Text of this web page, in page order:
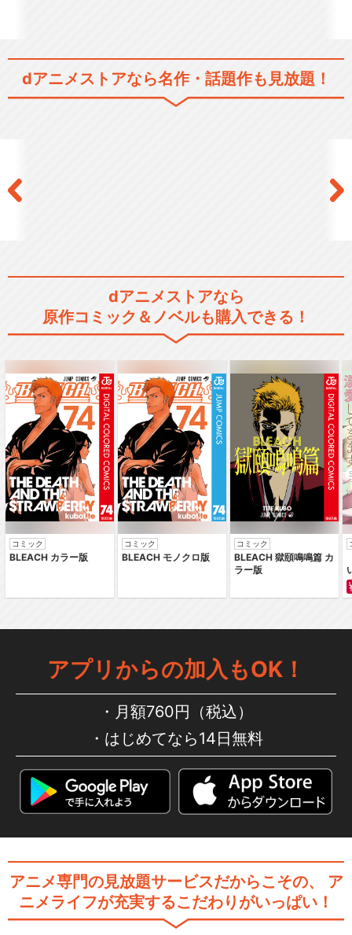
ドラゴンボールＺ 絶望への
反抗!! 残された超…
オブバーダック
ドラゴンボールＧＴ 悟空外
伝！ 勇気の証しは四…
ドラゴンボール超
第76話
ドラゴンボール超 第77話～
第131話
ドラゴンボール超 スーパー
dアニメストアなら名作・話題作も見放題！
dアニメストアなら
原作コミック＆ノベルも購入できる！
コミック
BLEACH カラー版
コミック
BLEACH モノクロ版
コミック
BLEACH 獄頤鳴鳴篇 カ
ラー版
アプリからの加入もOK！
月額760円（税込）
はじめてなら14日無料
アニメ専門の見放題サービスだからこその、
ア
ニメライフが充実するこだわりがいっぱい！